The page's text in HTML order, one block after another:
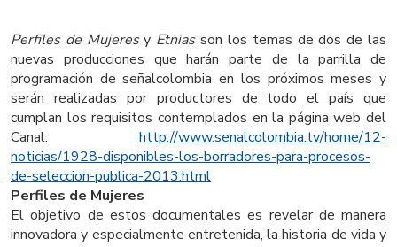
Perfiles de Mujeresy Etniasson los temas de dos de las
nuevas producciones que harán parte de la parrilla de
programación de señalcolombia en los próximos meses y
serán realizadas por productores de todo el país que
cumplan los requisitos contemplados en la página web del
Canal: http://www.senalcolombia.tv/home/12-
noticias/1928-disponibles-los-borradores-para-procesos-
de-seleccion-publica-2013.html
Perfiles de Mujeres
El objetivo de estos documentales es revelar de manera
innovadora y especialmente entretenida, la historia de vida y